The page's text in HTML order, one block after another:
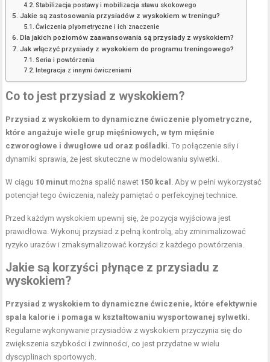
Stabilizacja postawy i mobilizacja stawu skokowego
Jakie są zastosowania przysiadów z wyskokiem w treningu?
Ćwiczenia plyometryczne i ich znaczenie
Dla jakich poziomów zaawansowania są przysiady z wyskokiem?
Jak włączyć przysiady z wyskokiem do programu treningowego?
Seria i powtórzenia
Integracja z innymi ćwiczeniami
Co to jest przysiad z wyskokiem?
Przysiad z wyskokiem to dynamiczne ćwiczenie plyometryczne,
które angażuje wiele grup mięśniowych, w tym mięśnie
czworogłowe i dwugłowe ud oraz pośladki. To połączenie siły i
dynamiki sprawia, że jest skuteczne w modelowaniu sylwetki.
W ciągu 10 minut można spalić nawet 150 kcal
. Aby w pełni wykorzystać
potencjał tego ćwiczenia, należy pamiętać o perfekcyjnej technice.
Przed każdym wyskokiem upewnij się, że pozycja wyjściowa jest
prawidłowa. Wykonuj przysiad z pełną kontrolą, aby zminimalizować
ryzyko urazów i zmaksymalizować korzyści z każdego powtórzenia.
Jakie są korzyści płynące z przysiadu z
wyskokiem?
Przysiad z wyskokiem to dynamiczne ćwiczenie, które efektywnie
spala kalorie i pomaga w kształtowaniu wysportowanej sylwetki.
Regularne wykonywanie przysiadów z wyskokiem przyczynia się do
zwiększenia szybkości i zwinności, co jest przydatne w wielu
dyscyplinach sportowych.